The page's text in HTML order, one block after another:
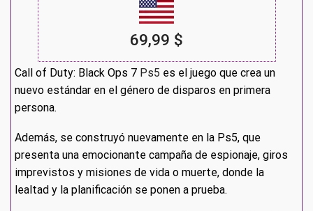
69,99 $
Call of Duty: Black Ops 7 Ps5 es el juego que crea un
nuevo estándar en el género de disparos en primera
persona.
Además, se construyó nuevamente en la Ps5, que
presenta una emocionante campaña de espionaje, giros
imprevistos y misiones de vida o muerte, donde la
lealtad y la planificación se ponen a prueba.